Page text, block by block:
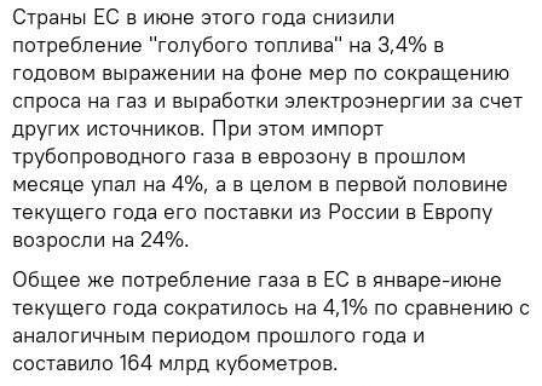
Страны ЕС в июне этого года снизили
потребление "голубого топлива" на 3,4% в
годовом выражении на фоне мер по сокращению
спроса на газ и выработки электроэнергии за счет
других источников. При этом импорт
трубопроводного газа в еврозону в прошлом
месяце упал на 4%, а в целом в первой половине
текущего года его поставки из России в Европу
возросли на 24%.
Общее же потребление газа в ЕС в январе-июне
текущего года сократилось на 4,1% по сравнению с
аналогичным периодом прошлого года и
составило 164 млрд кубометров.